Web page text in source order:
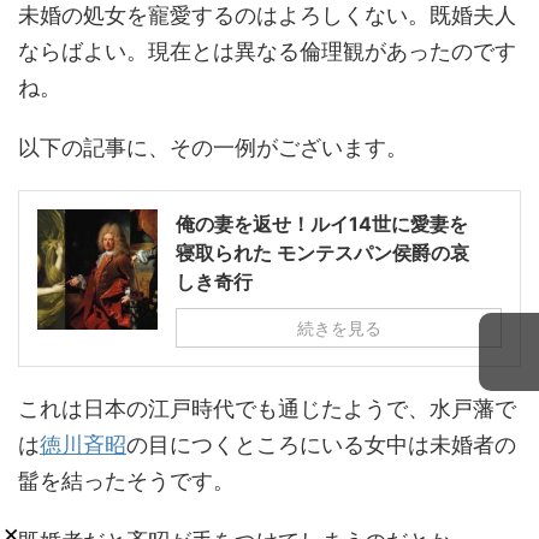
未婚の処女を寵愛するのはよろしくない。既婚夫人
ならばよい。現在とは異なる倫理観があったのです
ね。
以下の記事に、その一例がございます。
俺の妻を返せ！ルイ14世に愛妻を
寝取られた モンテスパン侯爵の哀
しき奇行
続きを見る
これは日本の江戸時代でも通じたようで、水戸藩で
は徳川斉昭の目につくところにいる女中は未婚者の
髷を結ったそうです。